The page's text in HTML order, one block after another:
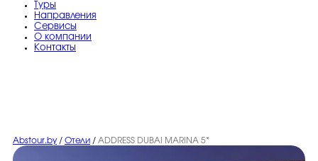
Туры
Направления
Сервисы
O компании
Контакты
Abstour.by / Отели / ADDRESS DUBAI MARINA 5*